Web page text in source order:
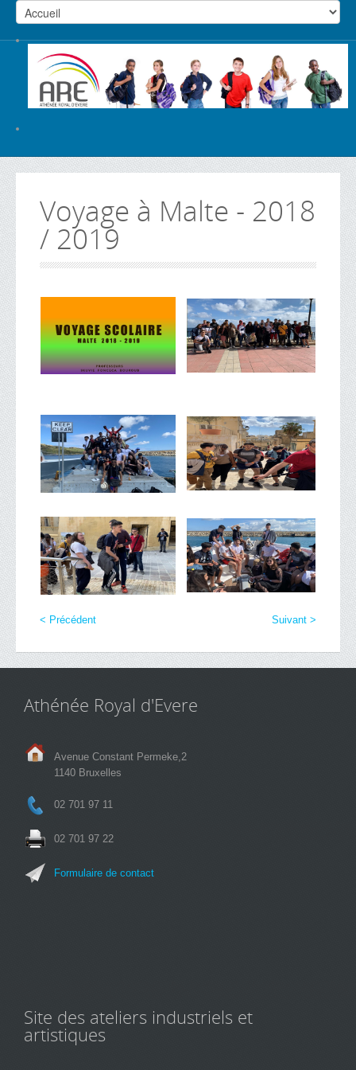
Voyage à Malte - 2018
/ 2019
< Précédent Suivant >
Athénée Royal d'Evere
Avenue Constant Permeke,2
1140 Bruxelles
02 701 97 11
02 701 97 22
Formulaire de contact
Site des ateliers industriels et
artistiques